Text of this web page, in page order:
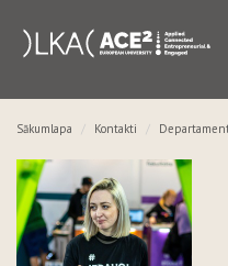
Sākumlapa Kontakti